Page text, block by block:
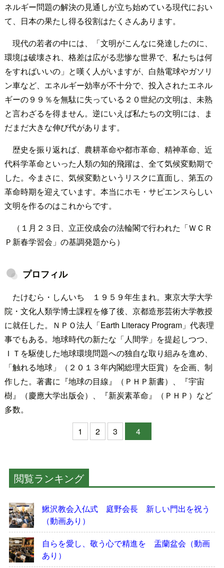
ネルギー問題の解決の見通しが立ち始めている現代におい
て、日本の果たし得る役割はたくさんあります。
現代の若者の中には、「文明がこんなに発達したのに、
環境は破壊され、格差は広がる悲惨な世界で、私たちは何
をすればいいの」と嘆く人がいますが、白熱電球やガソリ
ン車など、エネルギー効率が不十分で、投入されたエネル
ギーの９９％を無駄に失っている２０世紀の文明は、未熟
と言わざるを得ません。逆にいえば私たちの文明には、ま
だまだ大きな伸び代があります。
歴史を振り返れば、農耕革命や都市革命、精神革命、近
代科学革命といった人類の知的飛躍は、全て気候変動期で
した。今まさに、気候変動というリスクに直面し、第五の
革命時期を迎えています。本当にホモ・サピエンスらしい
文明を作るのはこれからです。
（１月２３日、立正佼成会の法輪閣で行われた「ＷＣＲ
Ｐ新春学習会」の基調発題から）
プロフィル
たけむら・しんいち １９５９年生まれ。東京大学大学
院・文化人類学博士課程を修了後、京都造形芸術大学教授
に就任した。ＮＰＯ法人「Earth Literacy Program」代表理
事でもある。地球時代の新たな「人間学」を提起しつつ、
ＩＴを駆使した地球環境問題への独自な取り組みを進め、
「触れる地球」（２０１３年内閣総理大臣賞）を企画、制
作した。著書に『地球の目線』（ＰＨＰ新書）、『宇宙
樹』（慶應大学出版会）、『新炭素革命』（ＰＨＰ）など
多数。
1
2 3 4
閲覧ランキング
鰍沢教会入仏式 庭野会長 新しい門出を祝う
（動画あり）
自らを愛し、敬う心で精進を 盂蘭盆会（動画
あり）